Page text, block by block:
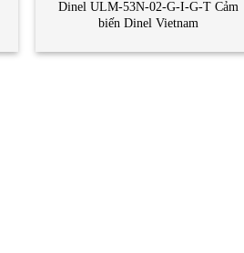
Dinel ULM-53N-02-G-I-G-T Cảm
biến Dinel Vietnam